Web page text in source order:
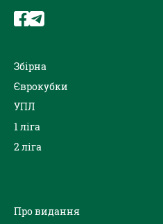
Збірна
Єврокубки
УПЛ
1 ліга
2 ліга
Про видання